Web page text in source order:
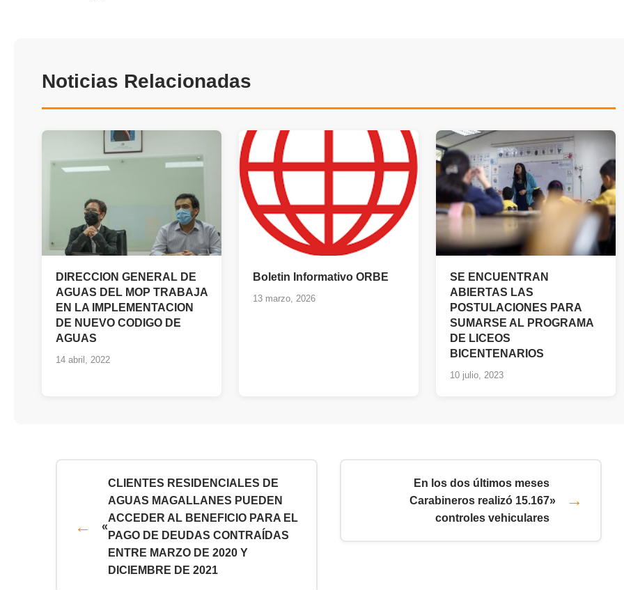
Noticias Relacionadas
DIRECCION GENERAL DE
AGUAS DEL MOP TRABAJA
EN LA IMPLEMENTACION
DE NUEVO CODIGO DE
AGUAS
14 abril, 2022
Boletin Informativo ORBE
13 marzo, 2026
SE ENCUENTRAN
ABIERTAS LAS
POSTULACIONES PARA
SUMARSE AL PROGRAMA
DE LICEOS
BICENTENARIOS
10 julio, 2023
«
CLIENTES RESIDENCIALES DE
AGUAS MAGALLANES PUEDEN
ACCEDER AL BENEFICIO PARA EL
PAGO DE DEUDAS CONTRAÍDAS
ENTRE MARZO DE 2020 Y
DICIEMBRE DE 2021
En los dos últimos meses
Carabineros realizó 15.167
controles vehiculares
»